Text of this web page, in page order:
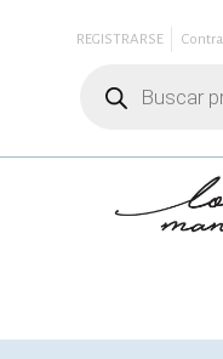
REGISTRARSE
productos